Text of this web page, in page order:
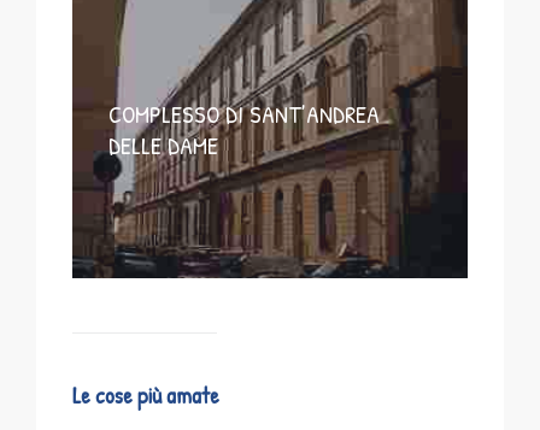
COMPLESSO DI SANT’ANDREA
DELLE DAME
Le cose più amate